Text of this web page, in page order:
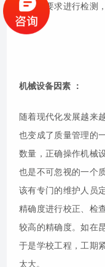
的规定要求进行检测
制度。
机械设备因素 ：
随着现代化发展越来
也变成了质量管理的
数量，正确操作机械
也是不可忽视的一个
该有专门的维护人员
精确度进行校正、检
较高的精确度。如在
于是学校工程，工期
太大。